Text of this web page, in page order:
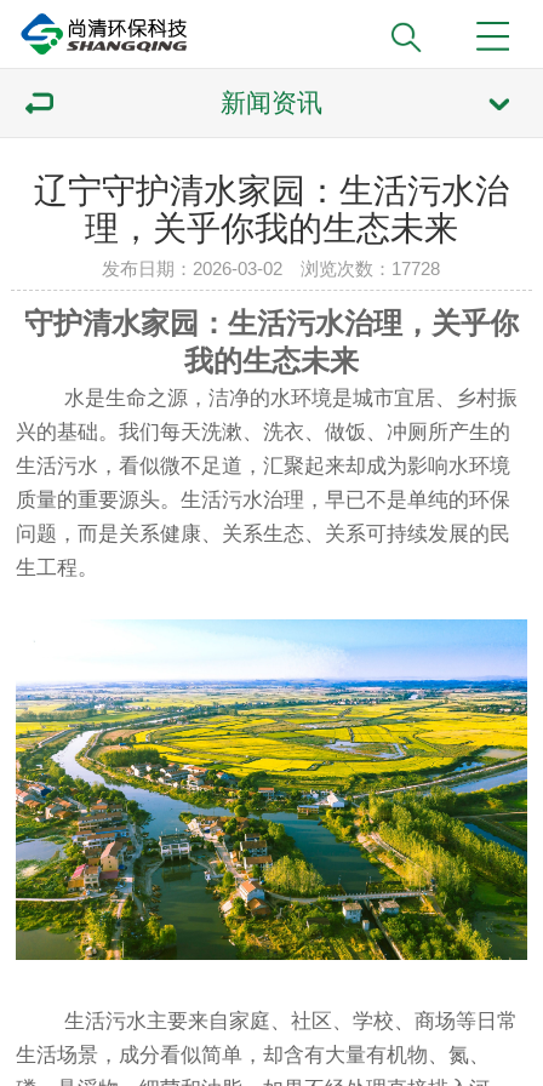
新闻资讯
辽宁守护清水家园：生活污水治
理，关乎你我的生态未来
发布日期：2026-03-02 浏览次数： 17728
守护清水家园：生活污水治理，关乎你
我的生态未来
水是生命之源，洁净的水环境是城市宜居、乡村振
兴的基础。我们每天洗漱、洗衣、做饭、冲厕所产生的
生活污水，看似微不足道，汇聚起来却成为影响水环境
质量的重要源头。生活污水治理，早已不是单纯的环保
问题，而是关系健康、关系生态、关系可持续发展的民
生工程。
生活污水主要来自家庭、社区、学校、商场等日常
生活场景，成分看似简单，却含有大量有机物、氮、